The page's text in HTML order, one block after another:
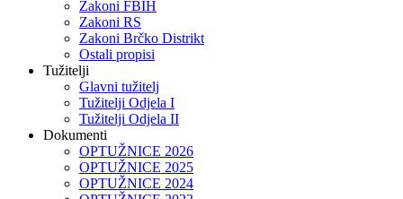
Zakoni FBIH
Zakoni RS
Zakoni Brčko Distrikt
Ostali propisi
Tužitelji
Glavni tužitelj
Tužitelji Odjela I
Tužitelji Odjela II
Dokumenti
OPTUŽNICE 2026
OPTUŽNICE 2025
OPTUŽNICE 2024